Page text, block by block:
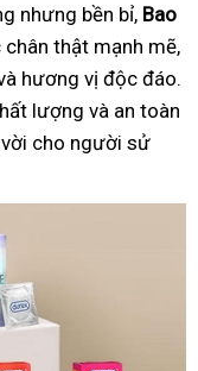
nhưng bền bỉ, Bao
thật mạnh mẽ,
hương vị độc đáo.
lượng và an toàn
cho người sử